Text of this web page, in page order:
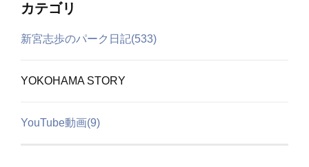
カテゴリ
新宮志歩のパーク日記(533)
YOKOHAMA STORY
YouTube動画(9)